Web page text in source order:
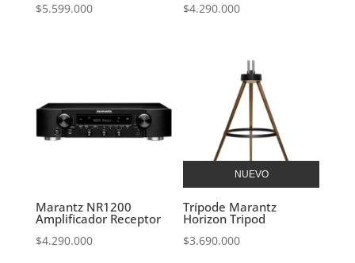
$5.599.000 $4.290.000
Marantz NR1200
Amplificador Receptor
$4.290.000
NUEVO
Trípode Marantz
Horizon Tripod
$3.690.000